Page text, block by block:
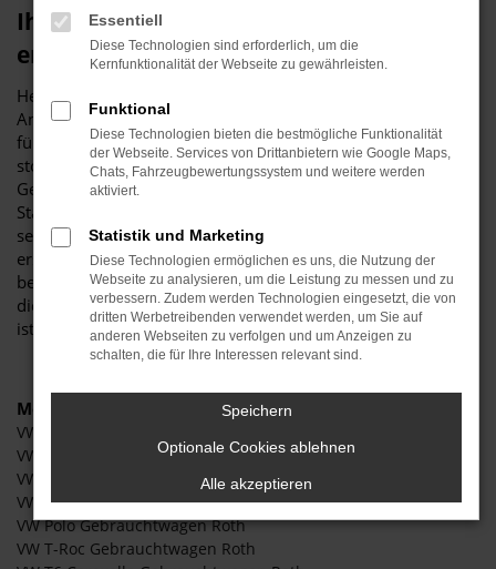
Ihren VW Gebrauchtwagen für Roth
erhalten Sie im Autohaus Stiglmayr
Herzlich willkommen bei Autohaus Stiglmayr – Ihre erste
Anlaufstelle für exzellente VW Gebrauchtwagen Fahrzeuge
für Roth und Umgebung! Unser renommiertes Autohaus ist
stolz darauf, Ihnen eine herausragende Auswahl an VW
Gebrauchtwagen Modellen zu präsentieren, die höchste
Standards in Sachen Qualität und Leistung erfüllen. Wir sind
seit Jahren Ihr vertrauenswürdiger Partner, wenn es um
erstklassige Automobile geht. Erfahren Sie mehr über unsere
beeindruckende VW-Flotte und warum Autohaus Stiglmayr
die bevorzugte Adresse für VW Gebrauchtwagen Liebhaber
ist.
Modelle
VW Caddy Gebrauchtwagen Roth
VW Crafter Gebrauchtwagen Roth
VW Golf Gebrauchtwagen Roth
VW Passat Gebrauchtwagen Roth
VW Polo Gebrauchtwagen Roth
VW T-Roc Gebrauchtwagen Roth
Essentiell
Diese Technologien sind erforderlich, um die
Kernfunktionalität der Webseite zu gewährleisten.
Funktional
Diese Technologien bieten die bestmögliche Funktionalität
der Webseite. Services von Drittanbietern wie Google Maps,
Chats, Fahrzeugbewertungssystem und weitere werden
aktiviert.
Statistik und Marketing
Diese Technologien ermöglichen es uns, die Nutzung der
Webseite zu analysieren, um die Leistung zu messen und zu
verbessern. Zudem werden Technologien eingesetzt, die von
dritten Werbetreibenden verwendet werden, um Sie auf
anderen Webseiten zu verfolgen und um Anzeigen zu
schalten, die für Ihre Interessen relevant sind.
Speichern
Optionale Cookies ablehnen
Alle akzeptieren